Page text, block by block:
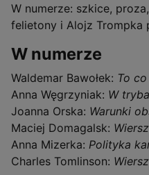
W numerze: szkice,
felietony i Alojz Trompka
W numerze
Waldemar Bawołek: To
Anna Węgrzyniak: W
Joanna Orska: Warunki
Maciej Domagalsk:
Anna Mizerka: Polityka
Charles Tomlinson: